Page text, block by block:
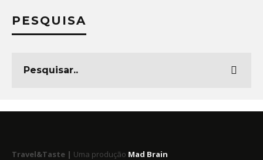
PESQUISA
Travel&Taste | Uma produção Mad Brain